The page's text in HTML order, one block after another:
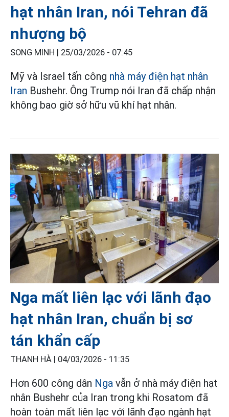
hạt nhân Iran, nói Tehran đã
nhượng bộ
SONG MINH | 25/03/2026 - 07:45
Mỹ và Israel tấn công nhà máy điện hạt nhân
Iran Bushehr. Ông Trump nói Iran đã chấp nhận
không bao giờ sở hữu vũ khí hạt nhân.
Nga mất liên lạc với lãnh đạo
hạt nhân Iran, chuẩn bị sơ
tán khẩn cấp
THANH HÀ | 04/03/2026 - 11:35
Hơn 600 công dân Nga vẫn ở nhà máy điện hạt
nhân Bushehr của Iran trong khi Rosatom đã
hoàn toàn mất liên lạc với lãnh đạo ngành hạt